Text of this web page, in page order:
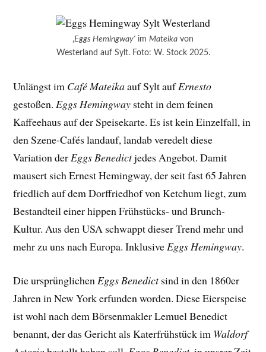
‚Eggs Hemingway‘ im Mateika von
Westerland auf Sylt. Foto: W. Stock 2025.
Unlängst im Café Mateikaauf Sylt aufErnesto
gestoßen.Eggs Hemingway steht in dem feinen
Kaffeehaus auf der Speisekarte. Es ist kein Einzelfall, in
den Szene-Cafés landauf, landab veredelt diese
Variation derEggs Benedictjedes Angebot. Damit
mausert sich Ernest Hemingway, der seit fast 65 Jahren
friedlich auf dem Dorffriedhof von Ketchum liegt, zum
Bestandteil einer hippen Frühstücks- und Brunch-
Kultur. Aus den USA schwappt dieser Trend mehr und
mehr zu uns nach Europa. InklusiveEggs Hemingway.
Die ursprünglichenEggs Benedictsind in den 1860er
Jahren in New York erfunden worden. Diese Eierspeise
ist wohl nach dem Börsenmakler Lemuel Benedict
benannt, der das Gericht als Katerfrühstück im Waldorf